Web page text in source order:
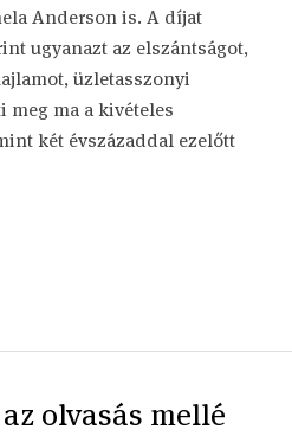
Anderson is. A díjat
ugyanazt az elszántságot,
üzletasszonyi
meg ma a kivételes
két évszázaddal ezelőtt
olvasás mellé